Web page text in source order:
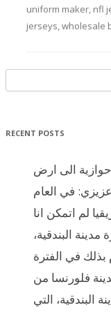
uniform maker, nfl
jerseys,wholesale
RECENT POSTS
الى ارض
في العام
لم اتمكن انا
البندقية،
في الفترة
زرت مدينة فلورنسا من
البندقية، التي